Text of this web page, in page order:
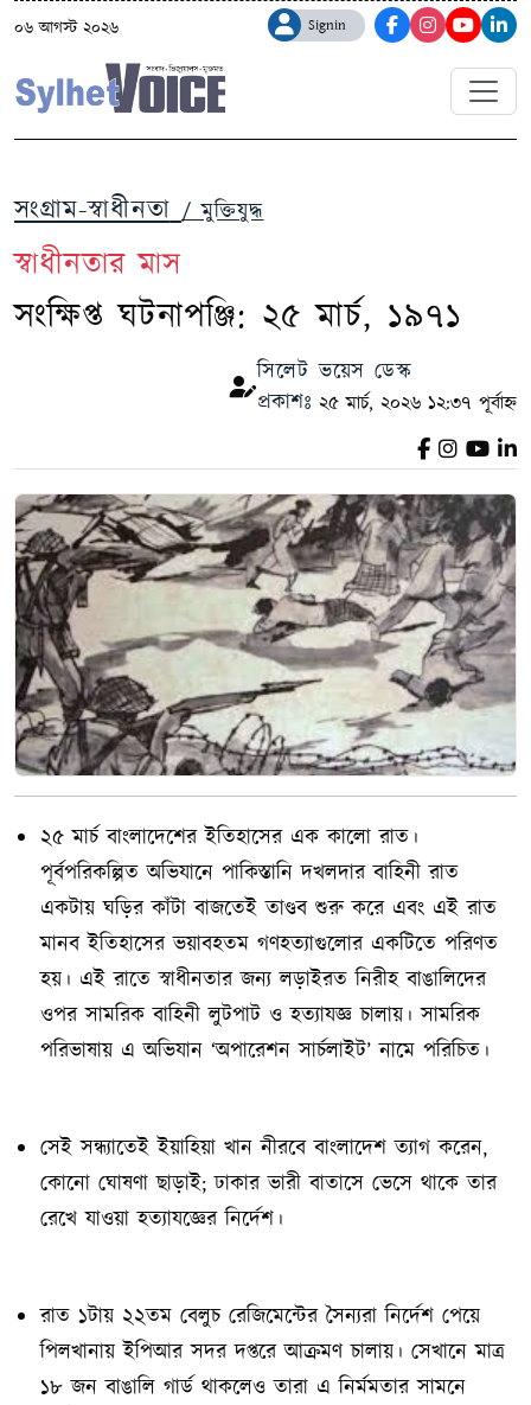
০৬ আগস্ট ২০২৬ Signin
সংগ্রাম-স্বাধীনতা / মুক্তিযুদ্ধ
স্বাধীনতার মাস
সংক্ষিপ্ত ঘটনাপঞ্জি: ‌‌২৫ মার্চ, ১৯৭১
সিলেট ভয়েস ডেস্ক
প্রকাশঃ ২৫ মার্চ, ২০২৬ ১২:৩৭ পূর্বাহ্ন
২৫ মার্চ বাংলাদেশের ইতিহাসের এক কালো রাত।
পূর্বপরিকল্পিত অভিযানে পাকিস্তানি দখলদার বাহিনী রাত
একটায় ঘড়ির কাঁটা বাজতেই তাণ্ডব শুরু করে এবং এই রাত
মানব ইতিহাসের ভয়াবহতম গণহত্যাগুলোর একটিতে পরিণত
হয়। এই রাতে স্বাধীনতার জন্য লড়াইরত নিরীহ বাঙালিদের
ওপর সামরিক বাহিনী লুটপাট ও হত্যাযজ্ঞ চালায়। সামরিক
পরিভাষায় এ অভিযান ‘অপারেশন সার্চলাইট’ নামে পরিচিত।
সেই সন্ধ্যাতেই ইয়াহিয়া খান নীরবে বাংলাদেশ ত্যাগ করেন,
কোনো ঘোষণা ছাড়াই; ঢাকার ভারী বাতাসে ভেসে থাকে তার
রেখে যাওয়া হত্যাযজ্ঞের নির্দেশ।
রাত ১টায় ২২তম বেলুচ রেজিমেন্টের সৈন্যরা নির্দেশ পেয়ে
পিলখানায় ইপিআর সদর দপ্তরে আক্রমণ চালায়। সেখানে মাত্র
১৮ জন বাঙালি গার্ড থাকলেও তারা এ নির্মমতার সামনে